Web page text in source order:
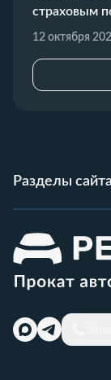
страховым
12 октября
Разделы сайта